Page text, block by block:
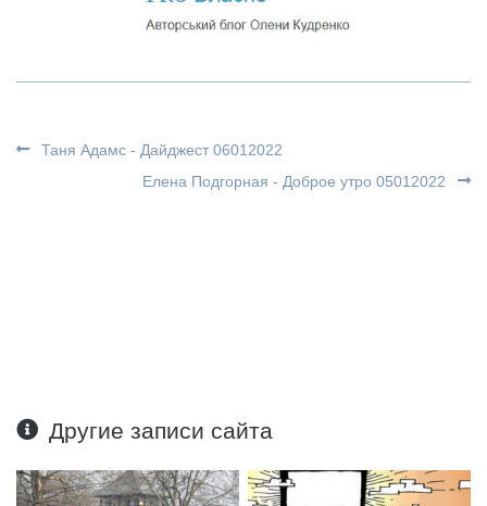
Таня Адамс - Дайджест 06012022
Елена Подгорная - Доброе утро 05012022
Другие записи сайта